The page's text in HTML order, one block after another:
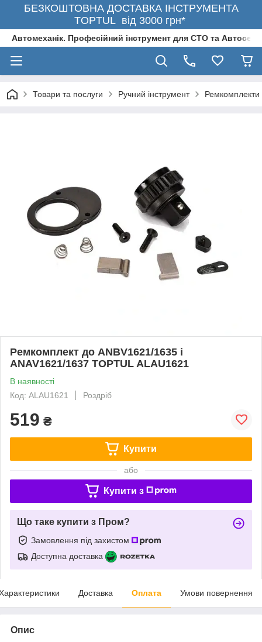
БЕЗКОШТОВНА ДОСТАВКА ІНСТРУМЕНТА
TOPTUL від 3000 грн*
Автомеханік. Професійний інструмент для СТО та
Товари та послуги Ручний інструмент
Ремкомплект до ANBV1621/1635 і
ANAV1621/1637 TOPTUL ALAU1621
В наявності
Код: ALAU1621
Роздріб
519 ₴
Купити
або
Купити з
Що таке купити з Пром?
Замовлення під захистом
Доступна доставка
Доставка Оплата Умови повернення
Опис